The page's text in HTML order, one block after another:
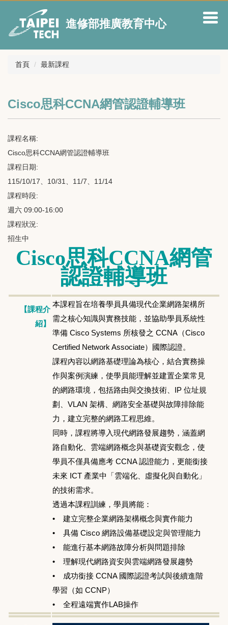
內
進修部推廣教育中心
首頁 最新課程
Cisco思科CCNA網管認證輔導班
課程名稱:
Cisco思科CCNA網管認證輔導班
課程日期:
115/10/17、10/31、11/7、11/14
課程時段:
週六 09:00-16:00
課程狀況:
招生中
Cisco思科CCNA網管
認證輔導班
【課程介
紹】
本課程旨在培養學員具備現代企業網路架構所
需之核心知識與實務技能，並協助學員系統性
準備 Cisco Systems 所核發之 CCNA（Cisco
Certified Network Associate）國際認證。
課程內容以網路基礎理論為核心，結合實務操
作與案例演練，使學員能理解並建置企業常見
的網路環境，包括路由與交換技術、IP 位址規
劃、VLAN 架構、網路安全基礎與故障排除能
力，建立完整的網路工程思維。
同時，課程將導入現代網路發展趨勢，涵蓋網
路自動化、雲端網路概念與基礎資安觀念，使
學員不僅具備應考 CCNA 認證能力，更能銜接
未來 ICT 產業中「雲端化、虛擬化與自動化」
的技術需求。
透過本課程訓練，學員將能：
• 建立完整企業網路架構概念與實作能力
• 具備 Cisco 網路設備基礎設定與管理能力
• 能進行基本網路故障分析與問題排除
• 理解現代網路資安與雲端網路發展趨勢
• 成功銜接 CCNA 國際認證考試與後續進階
學習（如 CCNP）
• 全程遠端實作LAB操作